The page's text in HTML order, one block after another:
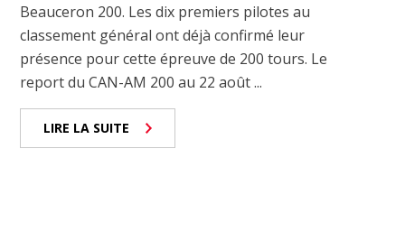
Beauceron 200. Les dix premiers pilotes au
classement général ont déjà confirmé leur
présence pour cette épreuve de 200 tours. Le
report du CAN-AM 200 au 22 août ...
LIRE LA SUITE